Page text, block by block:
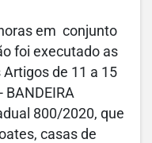
em conjunto
foi executado as
de 11 a 15
BANDEIRA
800/2020, que
casas de